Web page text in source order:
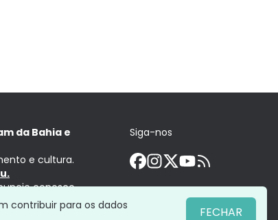
da Bahia e
e cultura.
conosco
Siga-nos
contribuir para os dados
FECHAR